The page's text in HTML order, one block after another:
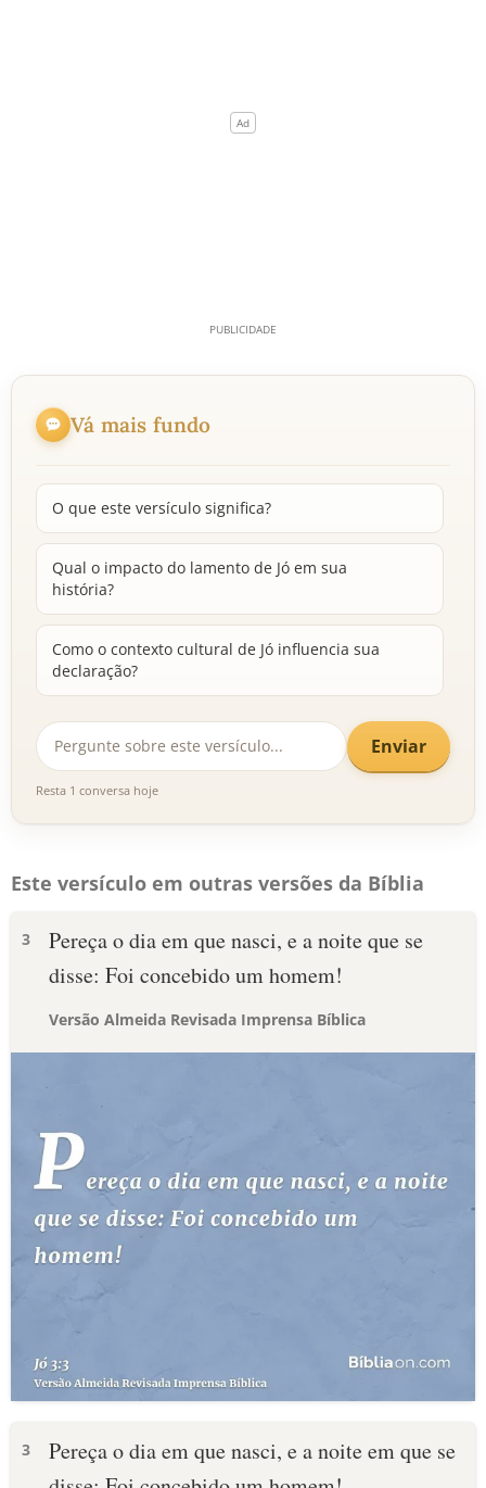
Vá mais fundo
O que este versículo significa?
Qual o impacto do lamento de Jó em sua
história?
Como o contexto cultural de Jó influencia sua
declaração?
Enviar
Resta 1 conversa hoje
Este versículo em outras versões da Bíblia
3
Pereça o dia em que nasci, e a noite que se
disse: Foi concebido um homem!
Versão Almeida Revisada Imprensa Bíblica
3
Pereça o dia em que nasci, e a noite em que se